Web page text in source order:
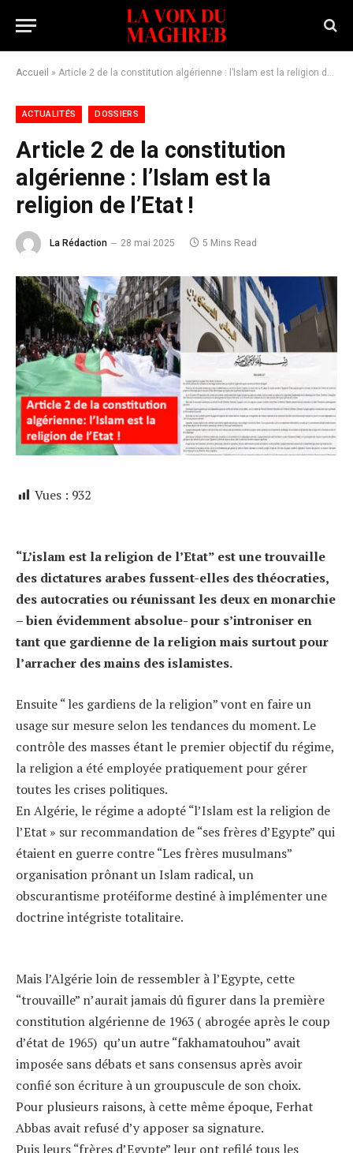
Accueil » Article 2 de la constitution algérienne : l’Islam est la religion de l’Etat !
ACTUALITÉS DOSSIERS
Article 2 de la constitution
algérienne : l’Islam est la
religion de l’Etat !
La Rédaction 28 mai 2025 5 Mins Read
Vues : 932
“L’islam est la religion de l’Etat” est une trouvaille
des dictatures arabes fussent-elles des théocraties,
des autocraties ou réunissant les deux en monarchie
– bien évidemment absolue- pour s’introniser en
tant que gardienne de la religion mais surtout pour
l’arracher des mains des islamistes.
Ensuite “ les gardiens de la religion” vont en faire un
usage sur mesure selon les tendances du moment. Le
contrôle des masses étant le premier objectif du régime,
la religion a été employée pratiquement pour gérer
toutes les crises politiques.
En Algérie, le régime a adopté “l’Islam est la religion de
l’Etat » sur recommandation de “ses frères d’Egypte” qui
étaient en guerre contre “Les frères musulmans”
organisation prônant un Islam radical, un
obscurantisme protéiforme destiné à implémenter une
doctrine intégriste totalitaire.
Mais l’Algérie loin de ressembler à l’Egypte, cette
“trouvaille” n’aurait jamais dû figurer dans la première
constitution algérienne de 1963 ( abrogée après le coup
d’état de 1965) qu’un autre “fakhamatouhou” avait
imposée sans débats et sans consensus après avoir
confié son écriture à un groupuscule de son choix.
Pour plusieurs raisons, à cette même époque, Ferhat
Abbas avait refusé d’y apposer sa signature.
Puis leurs “frères d’Egypte” leur ont refilé tous les